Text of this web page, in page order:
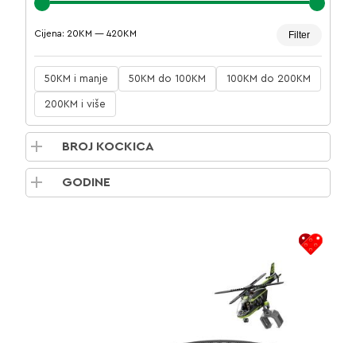
cijena
cijena
Filter
Cijena: 20KM — 420KM
50KM i manje 50KM do 100KM 100KM do 200KM
200KM i više
BROJ KOCKICA
GODINE